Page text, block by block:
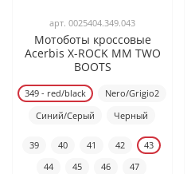
арт. 0025404.349.043
Мотоботы кроссовые
Acerbis X-ROCK MM TWO
BOOTS
349 - red/black
Nero/Grigio2
Синий/Серый
Черный
39 40 41 42
43
44
45 46 47